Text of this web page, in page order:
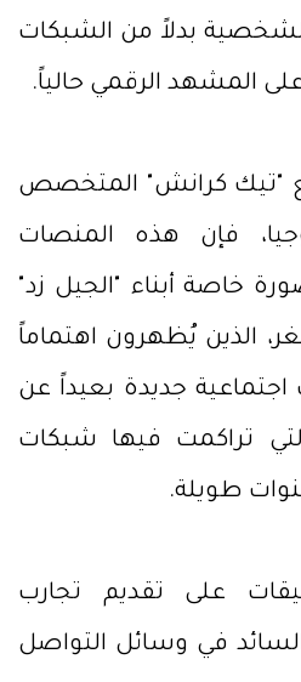
بدلاً من الشبكات
المشهد الرقمي حالياً.
"تيك كرانش" المتخصص
فإن هذه المنصات
خاصة أبناء "الجيل زد"
الذين يُظهرون اهتماماً
اجتماعية جديدة بعيداً عن
تراكمت فيها شبكات
طويلة.
على تقديم تجارب
في وسائل التواصل